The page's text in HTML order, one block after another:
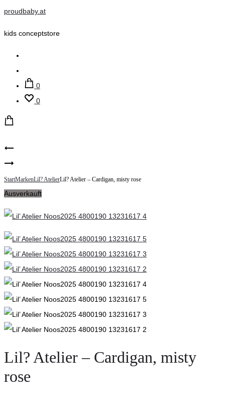
proudbaby.at
kids conceptstore
0
0
Product
navigation
–
Latzhose,
name
it
–
Legging
blue
ice
StartMarkenLil? AtelierLil? Atelier – Cardigan, misty rose
Ausverkauft
Lil? Atelier – Cardigan, misty
rose